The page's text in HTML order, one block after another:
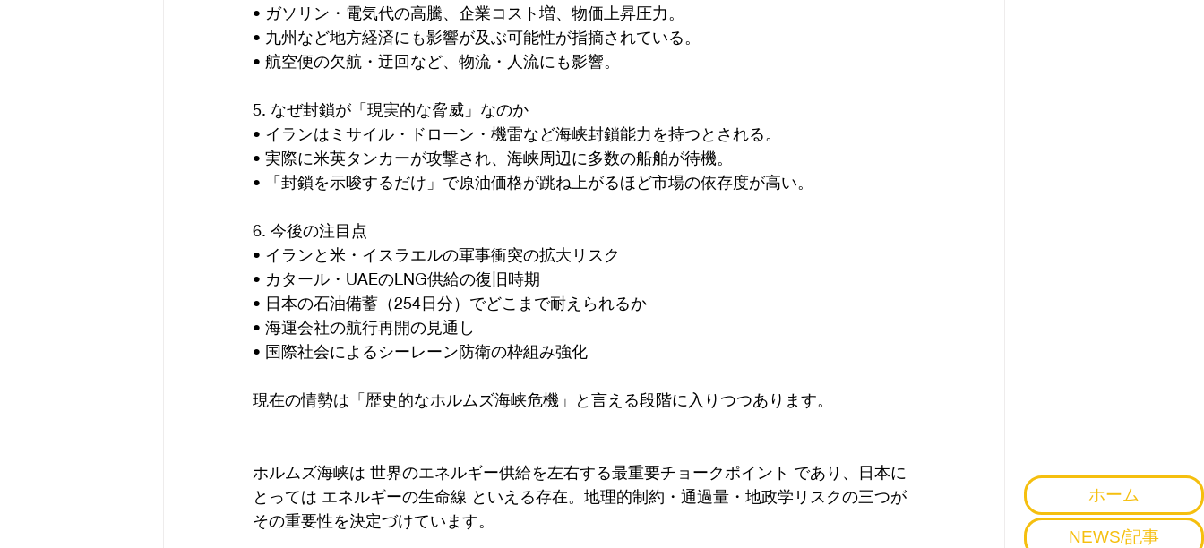
ホーム
NEWS/記事
• ガソリン・電気代の高騰、企業コスト増、物価上昇圧力。
• 九州など地方経済にも影響が及ぶ可能性が指摘されている。
• 航空便の欠航・迂回など、物流・人流にも影響。
5. なぜ封鎖が「現実的な脅威」なのか
• イランはミサイル・ドローン・機雷など海峡封鎖能力を持つとされる。
• 実際に米英タンカーが攻撃され、海峡周辺に多数の船舶が待機。
• 「封鎖を示唆するだけ」で原油価格が跳ね上がるほど市場の依存度が高い。
6. 今後の注目点
• イランと米・イスラエルの軍事衝突の拡大リスク
• カタール・UAEのLNG供給の復旧時期
• 日本の石油備蓄（254日分）でどこまで耐えられるか
• 海運会社の航行再開の見通し
• 国際社会によるシーレーン防衛の枠組み強化
現在の情勢は「歴史的なホルムズ海峡危機」と言える段階に入りつつあります。
ホルムズ海峡は 世界のエネルギー供給を左右する最重要チョークポイント であり、日本に
とっては エネルギーの生命線 といえる存在。地理的制約・通過量・地政学リスクの三つが
その重要性を決定づけています。